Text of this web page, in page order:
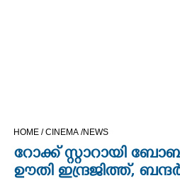
HOME /CINEMA /NEWS
റോക്ക് സ്റ്റാറായി
ഊതി ഇന്ദ്രജിത്ത്,